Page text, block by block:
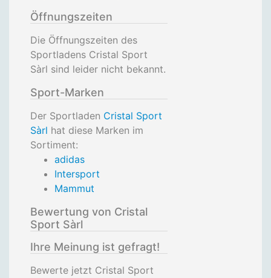
Öffnungszeiten
Die Öffnungszeiten des
Sportladens Cristal Sport
Sàrl sind leider nicht bekannt.
Sport-Marken
Der Sportladen Cristal Sport
Sàrl hat diese Marken im
Sortiment:
adidas
Intersport
Mammut
Bewertung von Cristal
Sport Sàrl
Ihre Meinung ist gefragt!
Bewerte jetzt Cristal Sport